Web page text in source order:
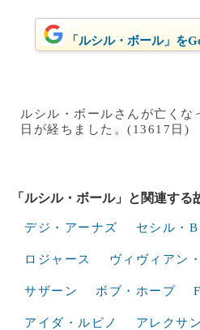
「ルシル・ボール」を
ルシル・ボールさんが亡くな
日が経ちました。(13617日)
「ルシル・ボール」と関連する
デジ・アーナズ セシル・
ロジャース ヴィヴィアン
サザーン ボブ・ホープ
アイダ・ルピノ アレクサ